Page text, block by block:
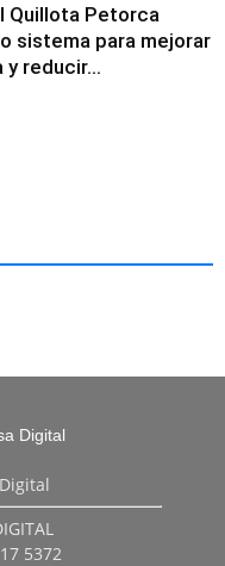
Quillota Petorca
sistema para mejorar
reducir...
5372